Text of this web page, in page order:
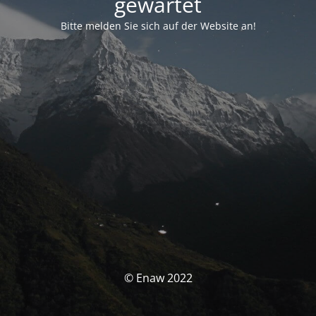
Bitte melden Sie sich auf der Website an!
© Enaw 2022